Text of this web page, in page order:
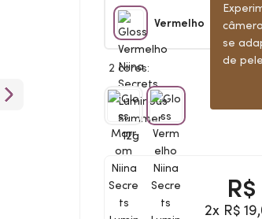
se
de
Vermelho
2 cores:
R$
2x R$